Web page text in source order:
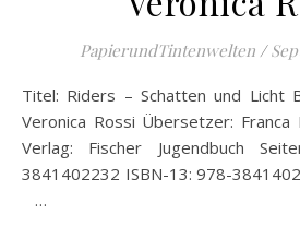
PapierundTintenwelten /
Titel: Riders – Schatten und Licht Band: 1 von ? Autorin:
Veronica Rossi Übersetzer:
Verlag: Fischer Jugendbuch
3841402232 ISBN-13: 978-
…